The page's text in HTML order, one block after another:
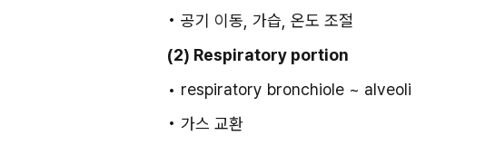
• 공기 이동, 가습, 온도 조절
(2) Respiratory portion
• respiratory bronchiole ~ alveoli
• 가스 교환